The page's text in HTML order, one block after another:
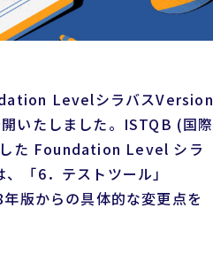
LevelシラバスVersion
いたしました。ISTQB (国際
した Foundation Level シラ
「6．テストツール」
版からの具体的な変更点を